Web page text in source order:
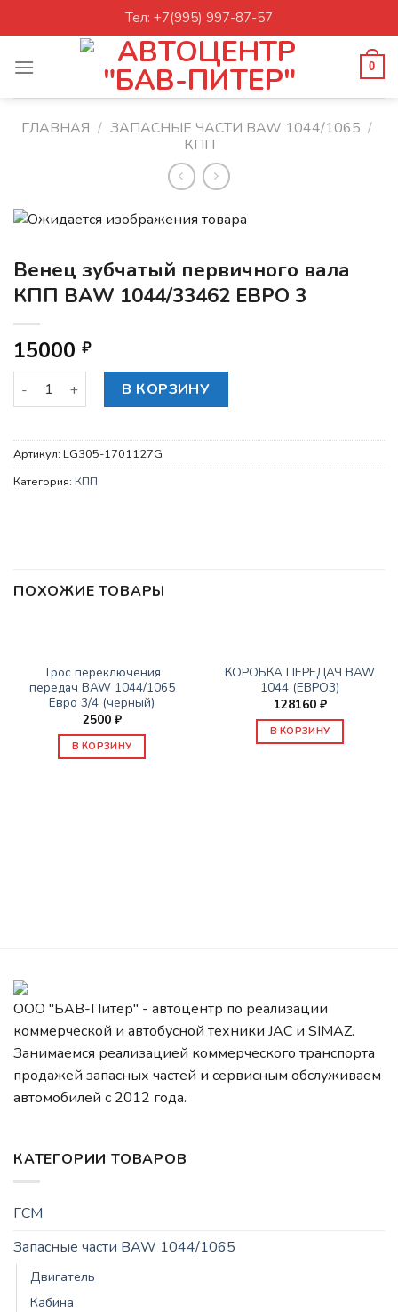
to
Тел: +7(995) 997-87-57
0
ГЛАВНАЯ / ЗАПАСНЫЕ ЧАСТИ BAW 1044/1065 /
КПП
Венец зубчатый первичного вала
КПП BAW 1044/33462 ЕВРО 3
15000 ₽
Количество товара Венец зубчатый первичного вала
В КОРЗИНУ
Артикул: LG305-1701127G
Категория: КПП
ПОХОЖИЕ ТОВАРЫ
Трос переключения
передач BAW 1044/1065
Евро 3/4 (черный)
2500 ₽
В КОРЗИНУ
КОРОБКА ПЕРЕДАЧ BAW
1044 (ЕВРО3)
128160 ₽
В КОРЗИНУ
ООО "БАВ-Питер" - автоцентр по реализации
коммерческой и автобусной техники JAC и SIMAZ.
Занимаемся реализацией коммерческого транспорта
продажей запасных частей и сервисным обслуживаем
автомобилей c 2012 года.
КАТЕГОРИИ ТОВАРОВ
ГСМ
Запасные части BAW 1044/1065
Двигатель
Кабина